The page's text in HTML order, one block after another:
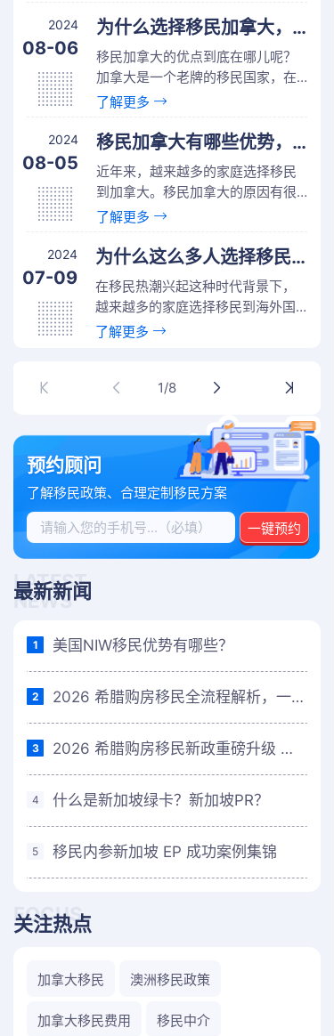
保险等等。
2024
08-06
为什么选择移民加拿大，有什么移民途径？
移民加拿大的优点到底在哪儿呢？
加拿大是一个老牌的移民国家，在
福利、教育、医疗等方面都做得十
前往。
了解更多
2024
08-05
移民加拿大有哪些优势，福利怎么样？
近年来，越来越多的家庭选择移民
到加拿大。移民加拿大的原因有很
多，有人是为了让家人享受更为优
的事业，也有很多人是为了子女教
了解更多
2024
07-09
为什么这么多人选择移民加拿大？
在移民热潮兴起这种时代背景下，
越来越多的家庭选择移民到海外国
家生活，而加拿大就是一个受欢迎
了解更多
1/8
预约顾问
了解移民政策、合理定制移民方案
一键预约
LATEST
NEWS
最新新闻
1 美国NIW移民优势有哪些？
2 2026 希腊购房移民全流程解析，一篇讲清楚
3 2026 希腊购房移民新政重磅升级 欧盟高性价比移民首选再迎利好
4 什么是新加坡绿卡？新加坡PR？
5 移民内参新加坡 EP 成功案例集锦
FOCUS
关注热点
加拿大移民 澳洲移民政策
加拿大移民费用 移民中介